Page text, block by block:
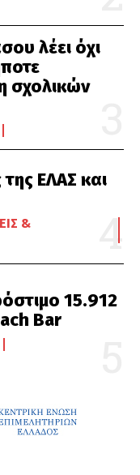
λέει όχι
σχολικών
της ΕΛΑΣ και
&
15.912
Bar